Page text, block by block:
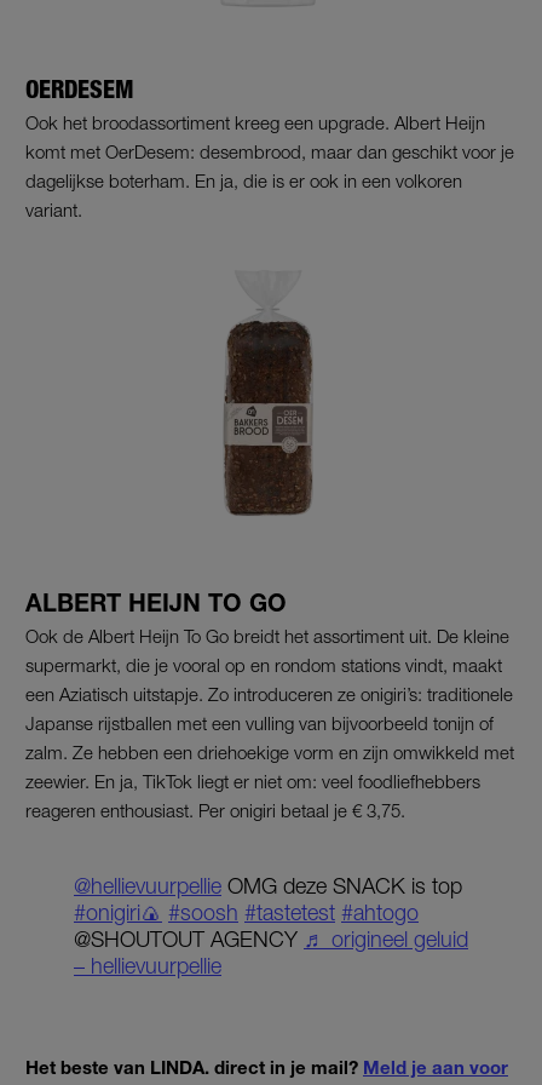
OERDESEM
Ook het broodassortiment kreeg een upgrade. Albert Heijn
komt met OerDesem: desembrood, maar dan geschikt voor je
dagelijkse boterham. En ja, die is er ook in een volkoren
variant.
ALBERT HEIJN TO GO
Ook de Albert Heijn To Go breidt het assortiment uit. De kleine
supermarkt, die je vooral op en rondom stations vindt, maakt
een Aziatisch uitstapje. Zo introduceren ze onigiri’s: traditionele
Japanse rijstballen met een vulling van bijvoorbeeld tonijn of
zalm. Ze hebben een driehoekige vorm en zijn omwikkeld met
zeewier. En ja, TikTok liegt er niet om: veel foodliefhebbers
reageren enthousiast. Per onigiri betaal je € 3,75.
@hellievuurpellie OMG deze SNACK is top
#onigiri🍙 #soosh #tastetest #ahtogo
@SHOUTOUT AGENCY ♬ origineel geluid
– hellievuurpellie
Het beste van LINDA. direct in je mail? Meld je aan voor